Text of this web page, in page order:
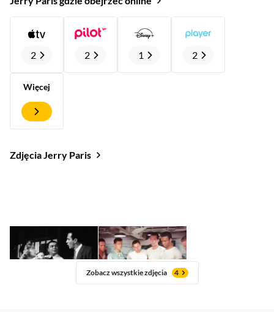
2 2 1 2
Więcej
Zdjęcia Jerry Paris
Zobacz wszystkie zdjęcia 4